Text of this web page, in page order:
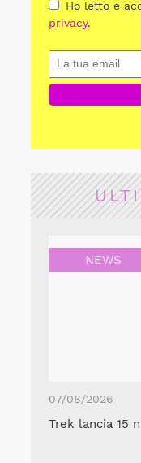
Ho letto e
privacy.
NEWS
07/08/2026
Trek lancia 15